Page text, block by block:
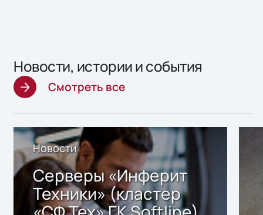
Новости, истории и события
Смотреть все
Новости
Серверы «Инферит
Техники» (кластер